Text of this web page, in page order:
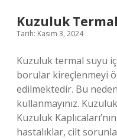
Kuzuluk
Tarih: Kasım 3, 2024
Kuzuluk termal suyu
borular kireçlenmeyi
edilmektedir. Bu
kullanmayınız.
Kuzuluk
hastalıklar, cilt